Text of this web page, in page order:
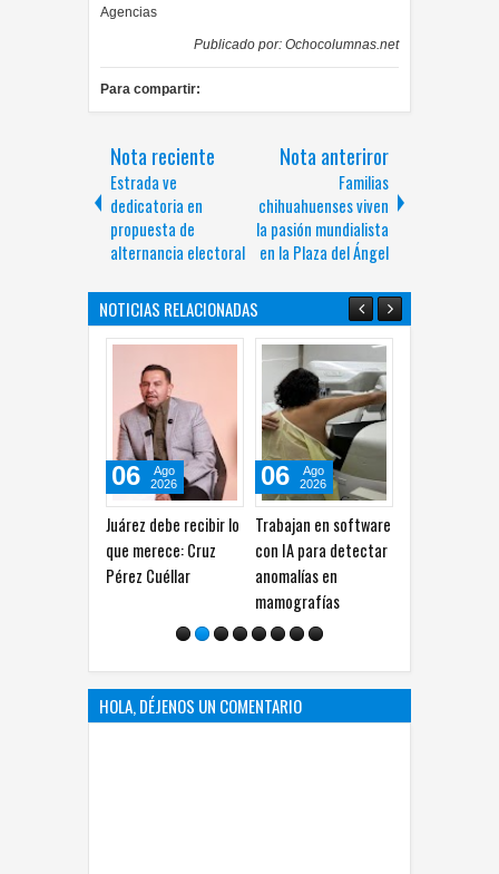
Agencias
Publicado por: Ochocolumnas.net
Para compartir:
Nota reciente
Estrada ve
dedicatoria en
propuesta de
alternancia electoral
Nota anteriror
Familias
chihuahuenses viven
la pasión mundialista
en la Plaza del Ángel
NOTICIAS RELACIONADAS
Juárez debe recibir lo
que merece: Cruz
Pérez Cuéllar
Ago
2026
Trabajan en software
con IA para detectar
anomalías en
mamografías
06
Ago
2026
Choque entre Nissan
Versa y Chevrolet
06
HOLA, DÉJENOS UN COMENTARIO